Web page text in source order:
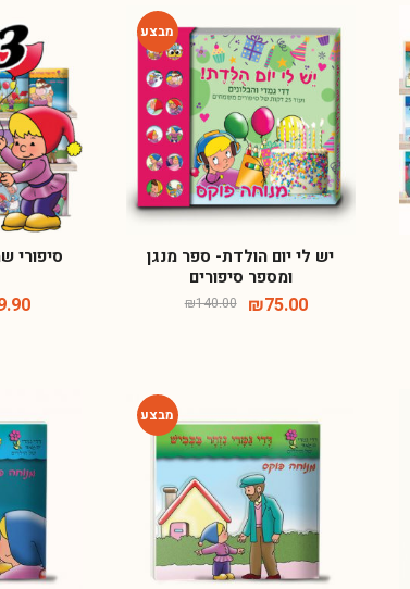
160.00 ₪59.00
-46%
יש לי יום הולדת- ספר מנגן
ומספר סיפורים
₪140.00 ₪75.00
סיפורי
-64%